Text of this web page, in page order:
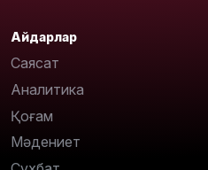
Айдарлар
Саясат
Аналитика
Қоғам
Мәдениет